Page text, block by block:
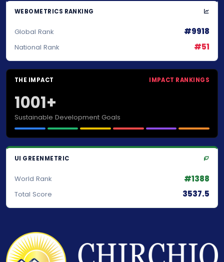
WEBOMETRICS RANKING
Global Rank #9918
National Rank #51
THE IMPACT IMPACT RANKINGS
1001+
Sustainable Development Goals
UI GREENMETRIC
World Rank #1388
Total Score 3537.5